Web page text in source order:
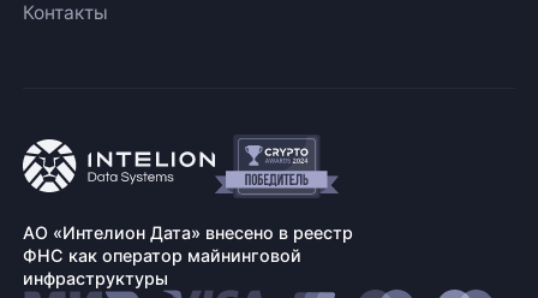
Контакты
АО «Интелион Дата» внесено в реестр
ФНС как оператор майнинговой
инфраструктуры